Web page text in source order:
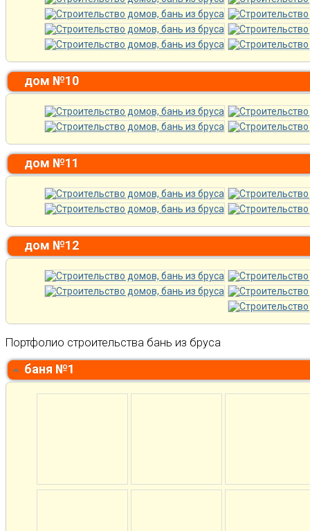
дом №10
дом №11
дом №12
Портфолио строительства бань из бруса
баня №1